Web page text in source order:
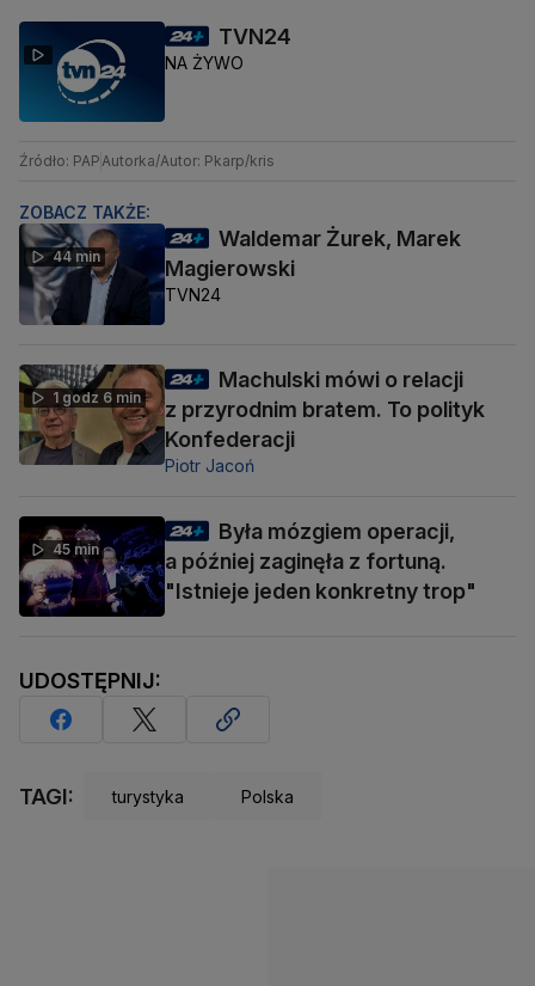
TVN24
NA ŻYWO
Źródło: PAPAutorka/Autor: Pkarp/kris
ZOBACZ TAKŻE:
44 min
Waldemar Żurek, Marek
Magierowski
TVN24
1 godz 6 min
Machulski mówi o relacji
z przyrodnim bratem. To polityk
Konfederacji
Piotr Jacoń
45 min
Była mózgiem operacji,
a później zaginęła z fortuną.
"Istnieje jeden konkretny trop"
UDOSTĘPNIJ:
TAGI: turystyka Polska